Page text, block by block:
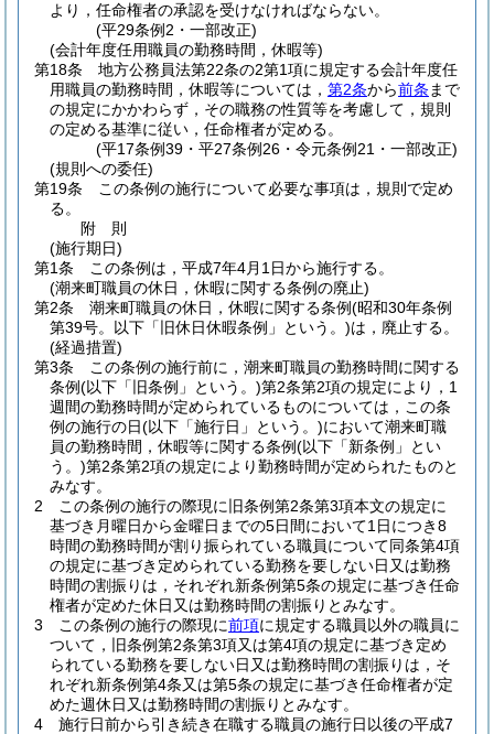
より，任命権者の承認を受けなければならない。
(平29条例2・一部改正)
(会計年度任用職員の勤務時間，休暇等)
第18条
地方公務員法第22条の2第1項に規定する会計年度任
用職員の勤務時間，休暇等については， 第2条から前条 まで
の規定にかかわらず，その職務の性質等を考慮して，規則
の定める基準に従い，任命権者が定める。
(平17条例39・平27条例26・令元条例21・一部改正)
(規則への委任)
第19条
この条例の施行について必要な事項は，規則で定め
る。
附 則
(施行期日)
第1条
この条例は，平成7年4月1日から施行する。
(潮来町職員の休日，休暇に関する条例の廃止)
第2条
潮来町職員の休日，休暇に関する条例(昭和30年条例
第39号。以下「旧休日休暇条例」という。)は，廃止する。
(経過措置)
第3条
この条例の施行前に，潮来町職員の勤務時間に関する
条例(以下「旧条例」という。)第2条第2項の規定により，1
週間の勤務時間が定められているものについては，この条
例の施行の日(以下「施行日」という。)において潮来町職
員の勤務時間，休暇等に関する条例(以下「新条例」とい
う。)第2条第2項の規定により勤務時間が定められたものと
みなす。
2
この条例の施行の際現に旧条例第2条第3項本文の規定に
基づき月曜日から金曜日までの5日間において1日につき8
時間の勤務時間が割り振られている職員について同条第4項
の規定に基づき定められている勤務を要しない日又は勤務
時間の割振りは，それぞれ新条例第5条の規定に基づき任命
権者が定めた休日又は勤務時間の割振りとみなす。
3
この条例の施行の際現に前項に規定する職員以外の職員に
ついて，旧条例第2条第3項又は第4項の規定に基づき定め
られている勤務を要しない日又は勤務時間の割振りは，そ
れぞれ新条例第4条又は第5条の規定に基づき任命権者が定
めた週休日又は勤務時間の割振りとみなす。
4
施行日前から引き続き在職する職員の施行日以後の平成7